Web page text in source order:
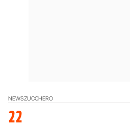
NEWSZUCCHERO
22